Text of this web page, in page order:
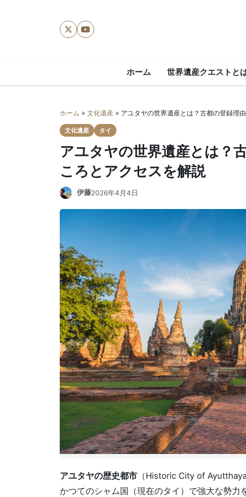
X YouTube
ホーム 世界遺産クエストと
ホーム » 文化遺産 » アユタヤの世界遺産とは？古都の登録理
文化遺産 タイ
アユタヤの世界遺産とは？
ころとアクセスを解説
伊藤2026年4月4日
アユタヤの歴史都市 （Historic City of
かつてのシャム国（現在のタイ）で強大な勢力